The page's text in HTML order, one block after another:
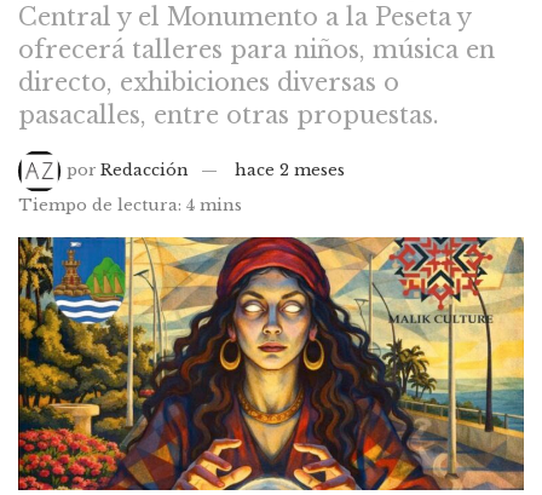
Central y el Monumento a la Peseta y
ofrecerá talleres para niños, música en
directo, exhibiciones diversas o
pasacalles, entre otras propuestas.
por Redacción
hace 2 meses
Tiempo de lectura: 4 mins